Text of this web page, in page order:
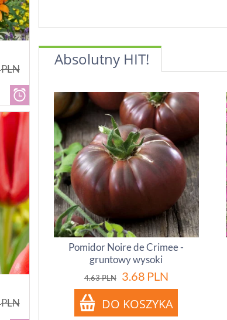
PLN
PLN
Absolutny HIT!
Pomidor Noire de Crimee -
gruntowy wysoki
4.63PLN 3.68 PLN